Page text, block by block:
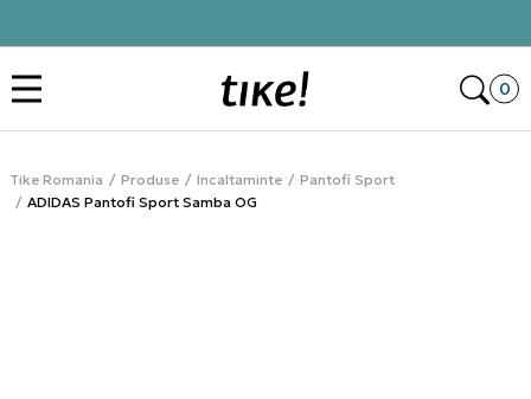
0
Tike Romania Produse Incaltaminte
Pantofi Sport
ADIDAS Pantofi Sport Samba OG